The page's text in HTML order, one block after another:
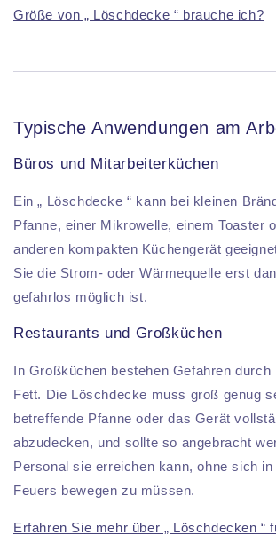
Größe von „ Löschdecke “ brauche ich?
Typische Anwendungen am
Büros und Mitarbeiterküchen
Ein „ Löschdecke “ kann bei kleinen
Pfanne, einer Mikrowelle, einem Toaster
anderen kompakten Küchengerät
Sie die Strom- oder Wärmequelle erst
gefahrlos möglich ist.
Restaurants und Großküchen
In Großküchen bestehen Gefahren durch
Fett. Die Löschdecke muss groß genug
betreffende Pfanne oder das Gerät
abzudecken, und sollte so angebracht
Personal sie erreichen kann, ohne sich
Feuers bewegen zu müssen.
Erfahren Sie mehr über „ Löschdecken “